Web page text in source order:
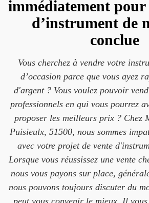
immédiatement pour
d’instrument de
conclue
Vous cherchez à vendre votre
d’occasion parce que vous ayez
d'argent ? Vous voulez pouvoir
professionnels en qui vous pourrez
proposer les meilleurs prix ? Chez
Puisieulx, 51500, nous sommes
avec votre projet de vente
Lorsque vous réussissez une vente
nous vous payons sur place,
nous pouvons toujours discuter du
peut vous convenir le mieux. Il